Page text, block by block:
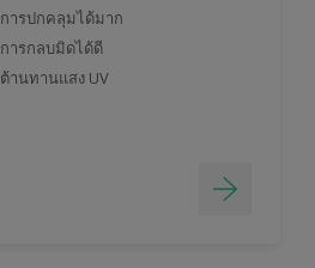
การปกคลุมได้มาก
การกลบมิดได้ดี
ต้านทานแสง UV